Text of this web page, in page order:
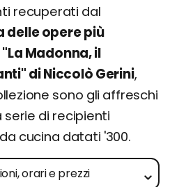
recuperati dal
delle opere più
Madonna, il
di Niccolò Gerini,
sono gli affreschi
serie di recipienti
cucina datati '300.
orari e prezzi